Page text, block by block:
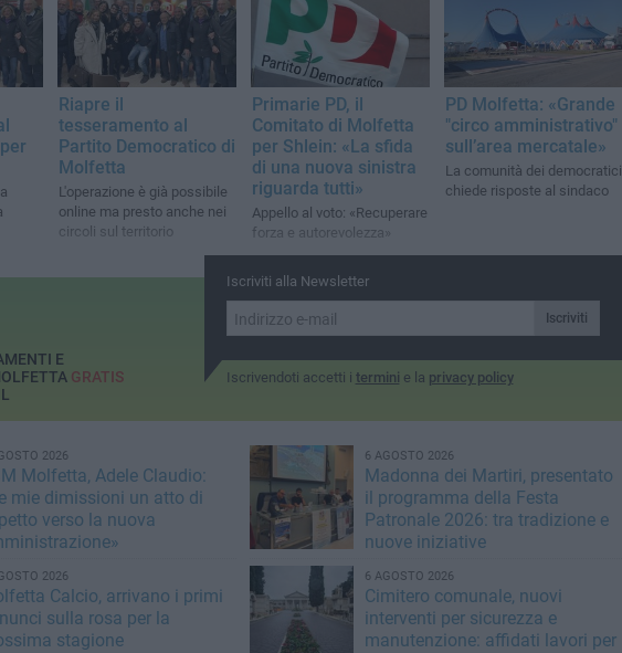
Riapre il
tesseramento al
Partito Democratico di
Molfetta
L'operazione è già possibile
online ma presto anche nei
circoli sul territorio
Primarie PD, il
Comitato di Molfetta
per Shlein: «La sfida
di una nuova sinistra
riguarda tutti»
Appello al voto: «Recuperare
forza e autorevolezza»
PD Molfetta: «Grande
"circo amministrativo"
sull’area mercatale»
La comunità dei democratici
chiede risposte al sindaco
Iscriviti alla Newsletter
Iscriviti
Iscrivendoti accetti i termini e la privacy policy
E
GRATIS
2026
Molfetta, Adele Claudio:
mie dimissioni un atto di
verso la nuova
6 AGOSTO 2026
Madonna dei Martiri, presentato
il programma della Festa
Patronale 2026: tra tradizione e
nuove iniziative
2026
Calcio, arrivano i primi
sulla rosa per la
stagione
6 AGOSTO 2026
Cimitero comunale, nuovi
interventi per sicurezza e
manutenzione: affidati lavori per